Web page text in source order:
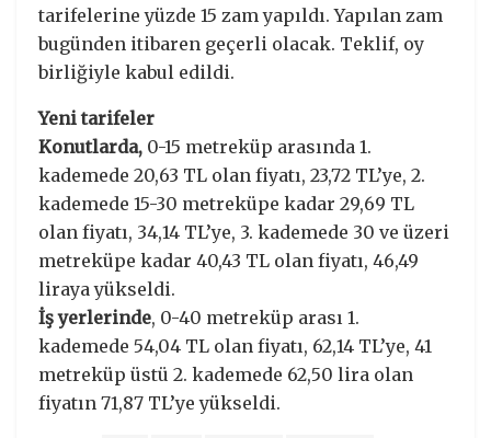
tarifelerine yüzde 15 zam yapıldı. Yapılan zam
bugünden itibaren geçerli olacak. Teklif, oy
birliğiyle kabul edildi.
Yeni tarifeler
Konutlarda, 0-15 metreküp arasında 1.
kademede 20,63 TL olan fiyatı, 23,72 TL’ye, 2.
kademede 15-30 metreküpe kadar 29,69 TL
olan fiyatı, 34,14 TL’ye, 3. kademede 30 ve üzeri
metreküpe kadar 40,43 TL olan fiyatı, 46,49
liraya yükseldi.
İş yerlerinde, 0-40 metreküp arası 1.
kademede 54,04 TL olan fiyatı, 62,14 TL’ye, 41
metreküp üstü 2. kademede 62,50 lira olan
fiyatın 71,87 TL’ye yükseldi.